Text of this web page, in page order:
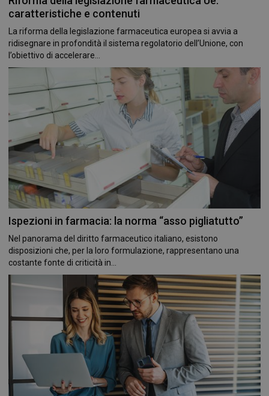
caratteristiche e contenuti
La riforma della legislazione farmaceutica europea si avvia a
ridisegnare in profondità il sistema regolatorio dell’Unione, con
l’obiettivo di accelerare...
Ispezioni in farmacia: la norma “asso pigliatutto”
Nel panorama del diritto farmaceutico italiano, esistono
disposizioni che, per la loro formulazione, rappresentano una
costante fonte di criticità in...